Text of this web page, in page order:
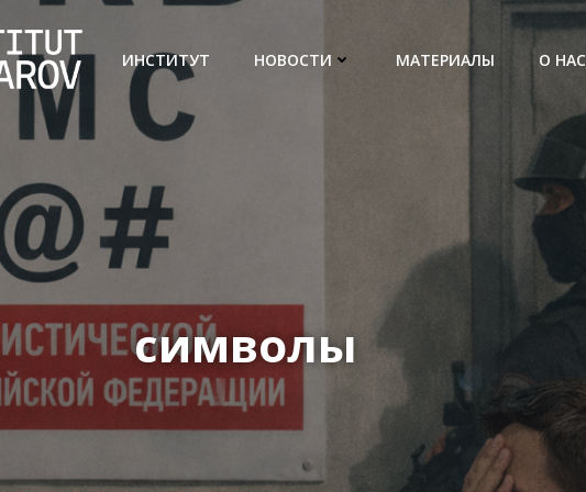
ИНСТИТУТ НОВОСТИ МАТЕРИАЛЫ О НАС
символы